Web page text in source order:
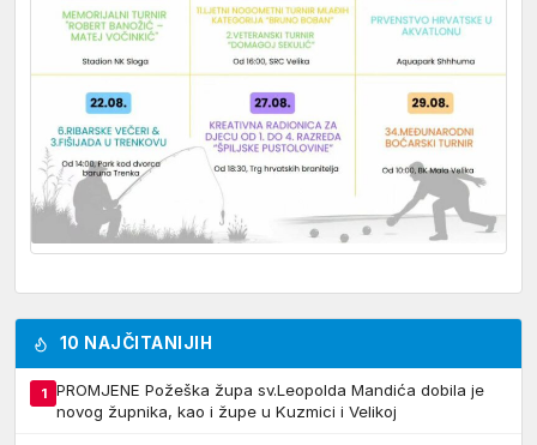
10 NAJČITANIJIH
1
PROMJENE Požeška župa sv.Leopolda Mandića dobila je
novog župnika, kao i župe u Kuzmici i Velikoj